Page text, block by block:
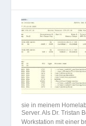
sie in meinem
Server. Als Dr. Tristan
Workstation mit einer